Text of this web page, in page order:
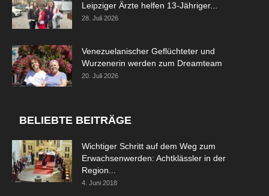
Leipziger Ärzte helfen 13-Jähriger...
28. Juli 2026
Venezuelanischer Geflüchteter und
Wurzenerin werden zum Dreamteam
20. Juli 2026
BELIEBTE BEITRÄGE
Wichtiger Schritt auf dem Weg zum
Erwachsenwerden: Achtklässler in der
Region...
4. Juni 2018